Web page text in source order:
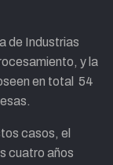
de Industrias
y la
en total 54
casos, el
cuatro años